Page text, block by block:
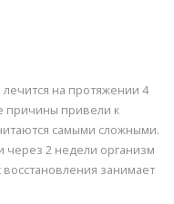
на протяжении 4
причины привели к
самыми сложными.
2 недели организм
занимает